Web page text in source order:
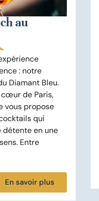
au
: notre
Diamant Bleu.
cœur de Paris,
vous propose
qui
en une
Entre
En savoir plus